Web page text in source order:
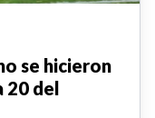
se hicieron
20 del